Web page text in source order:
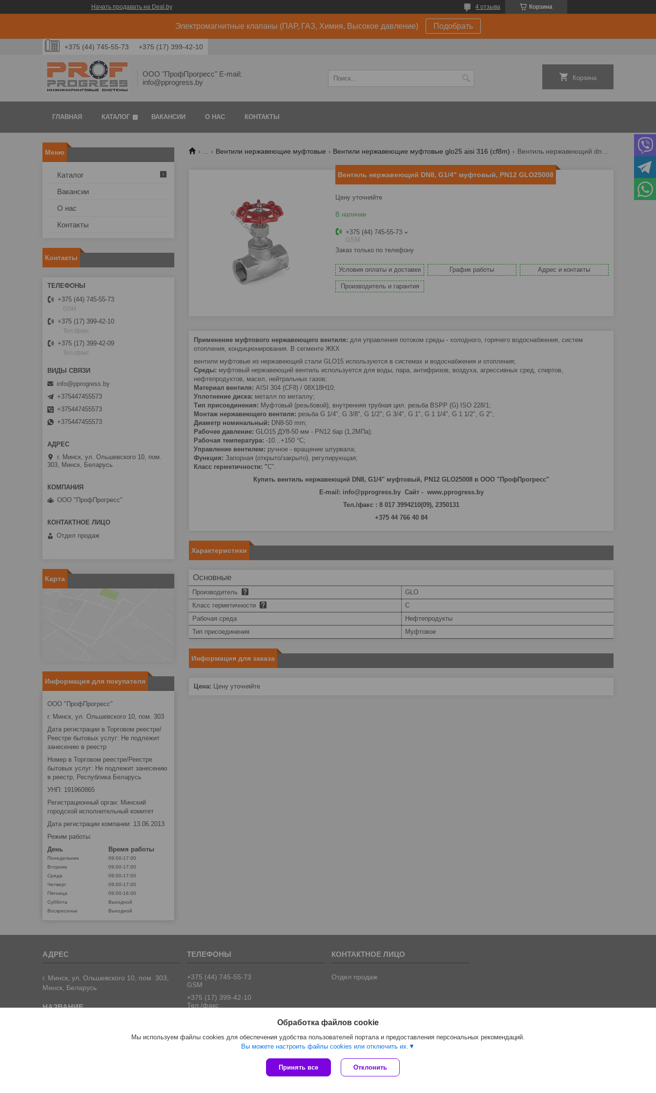
Начать продавать на Deal.by Корзина
4 отзыва
Электромагнитные клапаны (ПАР, ГАЗ, Химия, Высокое давление) Подобрать
+375 (44) 745-55-73 +375 (17) 399-42-10
ООО "ПрофПрогресс" E-mail:
info@pprogress.by
Корзина
ГЛАВНАЯ КАТАЛОГ ВАКАНСИИ О НАС КОНТАКТЫ
... Вентили нержавеющие муфтовые Вентили нержавеющие муфтовые glo25 aisi 316 (cf8m) Вентиль нержавеющий dn8, g1/4" муфтовый, pn12 glo25008
Вентиль нержавеющий DN8, G1/4" муфтовый, PN12 GLO25008
Цену уточняйте
В наличии
+375 (44) 745-55-73
GSM
Заказ только по телефону
Условия оплаты и доставки График работы Адрес и контакты
Производитель и гарантия
Применение муфтового нержавеющего вентиля: для управления потоком среды - холодного, горячего водоснабжения, систем
отопления, кондиционирования. В сегменте ЖКХ
вентили муфтовые из нержавеющей стали GLO15 используются в системах и водоснабжения и отопления;
Среды: муфтовый нержавеющий вентиль используется для воды, пара, антифризов, воздуха, агрессивных сред, спиртов,
нефтепродуктов, масел, нейтральных газов;
Материал вентиля: AISI 304 (CF8) / 08Х18Н10;
Уплотнение диска: металл по металлу;
Тип присоединения: Муфтовый (резьбовой), внутренняя трубная цил. резьба BSPP (G) ISO 228/1;
Монтаж нержавеющего вентиля: резьба G 1/4", G 3/8", G 1/2"; G 3/4", G 1", G 1 1/4", G 1 1/2", G 2";
Диаметр номинальный: DN8-50 mm;
Рабочее давление: GLO15 ДУ8-50 мм - PN12 бар (1,2МПа);
Рабочая температура: -10...+150 °С;
Управление вентилем: ручное - вращение штурвала;
Функция: Запорная (открыто/закрыто), регулирующая;
Класс герметичности: "C".
Купить вентиль нержавеющий DN8, G1/4" муфтовый, PN12 GLO25008 в ООО "ПрофПрогресс"
E-mail: info@pprogress.by Сайт - www.pprogress.by
Тел./факс : 8 017 3994210(09), 2350131
+375 44 766 40 84
Характеристики
Основные
Производитель
GLO
Класс герметичности
С
Рабочая среда
Нефтепродукты
Тип присоединения
Муфтовое
Информация для заказа
Цена: Цену уточняйте
Каталог
Вакансии
О нас
Контакты
Контакты
+375 (44) 745-55-73
GSM
+375 (17) 399-42-10
Тел./факс
+375 (17) 399-42-09
Тел./факс
info@pprogress.by
+375447455573
+375447455573
+375447455573
г. Минск, ул. Ольшевского 10, пом.
303, Минск, Беларусь
ООО "ПрофПрогресс"
Отдел продаж
Карта
Информация для покупателя
ООО "ПрофПрогресс"
г. Минск, ул. Ольшевского 10, пом. 303
Дата регистрации в Торговом реестре/
Реестре бытовых услуг: Не подлежит
занесению в реестр
Номер в Торговом реестре/Реестре
бытовых услуг: Не подлежит занесению
в реестр, Республика Беларусь
УНП: 191960865
Регистрационный орган: Минский
городской исполнительный комитет
Дата регистрации компании: 13.06.2013
Режим работы:
День
Время работы
Понедельник
09:00-17:00
Вторник
09:00-17:00
Среда
09:00-17:00
Четверг
09:00-17:00
Пятница
09:00-16:00
Суббота
Выходной
Воскресенье
Выходной
г. Минск, ул. Ольшевского 10, пом. 303,
Минск, Беларусь
+375 (44) 745-55-73
GSM
+375 (17) 399-42-10
Тел./факс
Отдел продаж
Сайт создан на платформе Deal.by
Политика обработки файлов cookies
Обработка файлов cookie
Мы используем файлы cookies для обеспечения удобства пользователей портала и предоставления персональных рекомендаций.
Вы можете настроить файлы cookies или отключить их.
Принять все Отклонить